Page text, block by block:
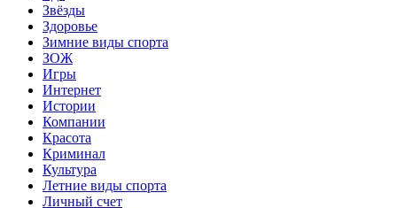
Звёзды
Здоровье
Зимние виды спорта
ЗОЖ
Игры
Интернет
Истории
Компании
Красота
Криминал
Культура
Летние виды спорта
Личный счет